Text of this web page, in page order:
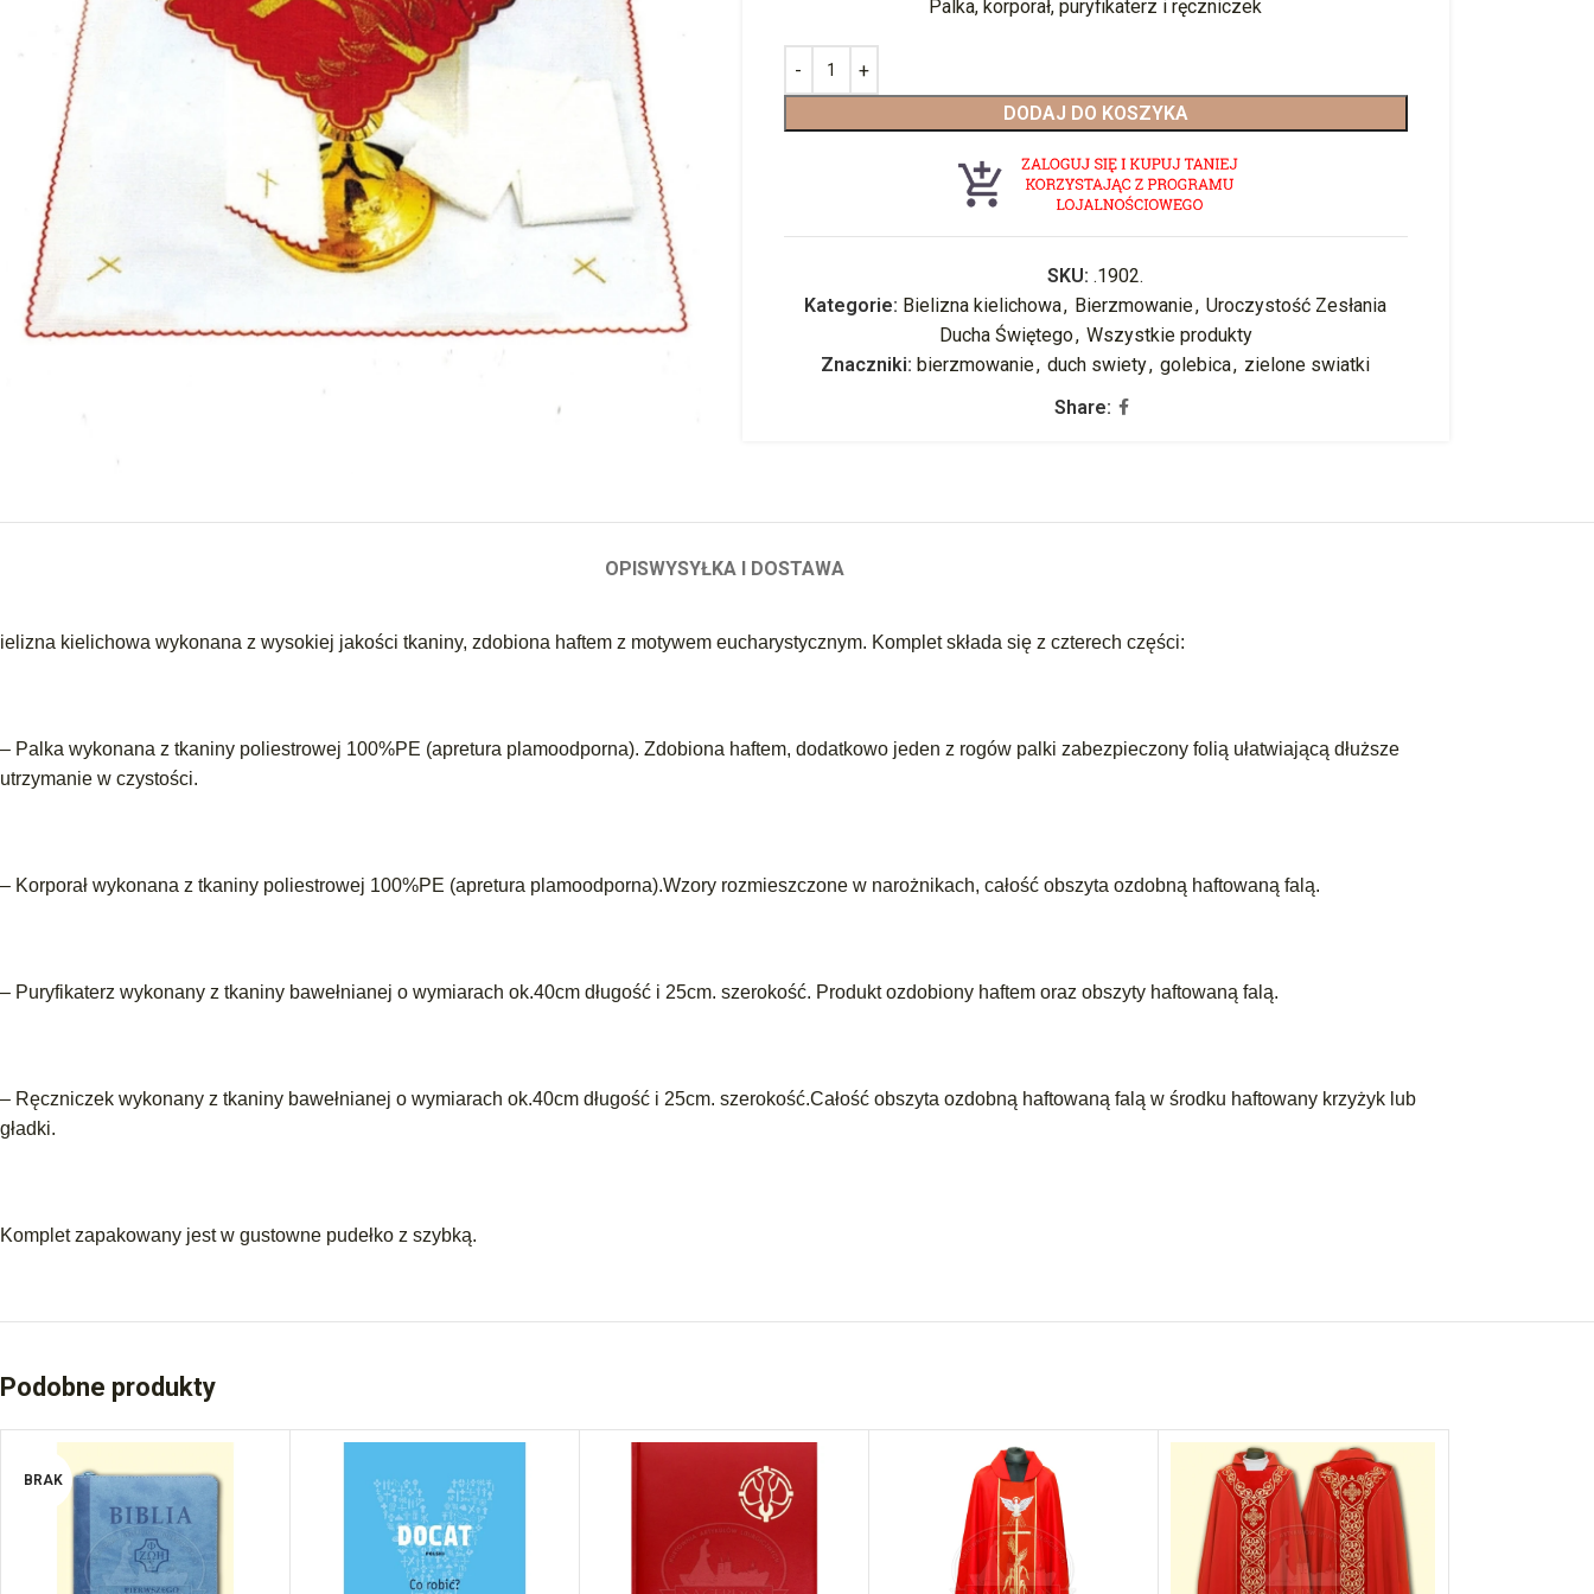
Palka, korporał, puryfikaterz i ręczniczek
DODAJ DO KOSZYKA
SKU: .1902.
Kategorie: Bielizna kielichowa, Bierzmowanie, Uroczystość Zesłania
Ducha Świętego, Wszystkie produkty
Znaczniki: bierzmowanie, duch swiety, golebica, zielone swiatki
Share:
OPISWYSYŁKA I DOSTAWA
ielizna kielichowa wykonana z wysokiej jakości tkaniny, zdobiona haftem z motywem eucharystycznym. Komplet składa się z czterech części:
– Palka wykonana z tkaniny poliestrowej 100%PE (apretura plamoodporna). Zdobiona haftem, dodatkowo jeden z rogów palki zabezpieczony folią ułatwiającą dłuższe
utrzymanie w czystości.
– Korporał wykonana z tkaniny poliestrowej 100%PE (apretura plamoodporna).Wzory rozmieszczone w narożnikach, całość obszyta ozdobną haftowaną falą.
– Puryfikaterz wykonany z tkaniny bawełnianej o wymiarach ok.40cm długość i 25cm. szerokość. Produkt ozdobiony haftem oraz obszyty haftowaną falą.
– Ręczniczek wykonany z tkaniny bawełnianej o wymiarach ok.40cm długość i 25cm. szerokość.Całość obszyta ozdobną haftowaną falą w środku haftowany krzyżyk lub
gładki.
Komplet zapakowany jest w gustowne pudełko z szybką.
Podobne produkty
BRAK